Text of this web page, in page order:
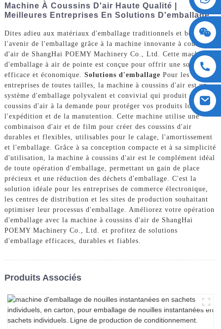
Machine À Coussins D'air Haute Qualité |
Meilleures Entreprises En Solutions D'emballage
Dites adieu aux matériaux d'emballage traditionnels et bonjour à
l'avenir de l'emballage grâce à la machine innovante à coussins
d'air de ShangHai POEMY Machinery Co., Ltd. Cette machine
d'emballage à air de pointe est conçue pour offrir une solution
efficace et économique. Solutions d'emballage Pour les
entreprises de toutes tailles, la machine à coussins d'air est un
système d'emballage polyvalent et convivial qui produit des
coussins d'air à la demande pour protéger vos produits lors de
l'expédition et de la manutention. Cette machine utilise une
combinaison d'air et de film pour créer des coussins d'air
durables et flexibles, utilisables pour le calage, l'amortissement
et l'emballage. Grâce à sa conception compacte et à sa simplicité
d'utilisation, la machine à coussins d'air est le complément idéal
de toute opération d'emballage, permettant un gain de place
précieux et une réduction des déchets d'emballage. C'est la
solution idéale pour les entreprises de commerce électronique,
les centres de distribution et les sites de production souhaitant
optimiser leur processus d'emballage. Améliorez votre opération
d'emballage avec la machine à coussins d'air de ShangHai
POEMY Machinery Co., Ltd. et profitez de solutions
d'emballage efficaces, durables et fiables.
Produits Associés